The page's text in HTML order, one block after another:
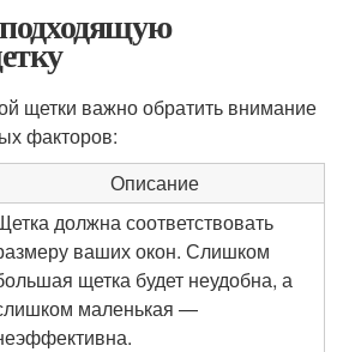
щетки важно обратить внимание
факторов:
Описание
должна соответствовать
ваших окон. Слишком
щетка будет неудобна, а
маленькая —